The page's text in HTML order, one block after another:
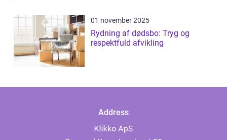
01 november 2025
Rydning af dødsbo: Tryg og
respektfuld afvikling
Address